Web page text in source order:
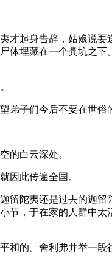
起身告辞，姑娘说要
体埋藏在一个粪坑之
子们今后不要在世俗
的白云深处。
因此传遍全国。
陀夷还是过去的迦留
节，于在家的人群中
的。舍利弗并举一段